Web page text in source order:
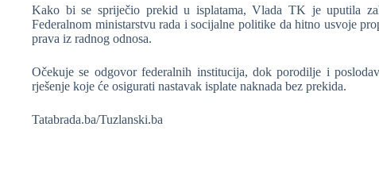
Kako bi se spriječio prekid u isplatama, Vlada TK je uputila
Federalnom ministarstvu rada i socijalne politike da hitno usvoje
prava iz radnog odnosa.
Očekuje se odgovor federalnih institucija, dok porodilje i
rješenje koje će osigurati nastavak isplate naknada bez prekida.
Tatabrada.ba/Tuzlanski.ba